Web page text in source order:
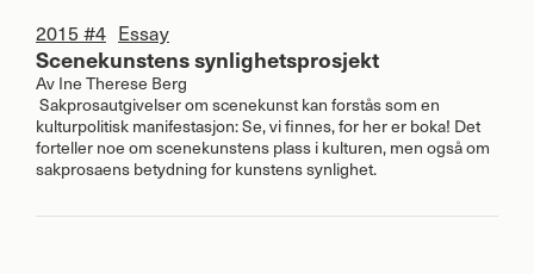
2015 #4 Essay
Scenekunstens synlighetsprosjekt
AvIne Therese Berg
Sakprosautgivelser om scenekunst kan forstås som en
kulturpolitisk manifestasjon: Se, vi finnes, for her er boka! Det
forteller noe om scenekunstens plass i kulturen, men også om
sakprosaens betydning for kunstens synlighet.